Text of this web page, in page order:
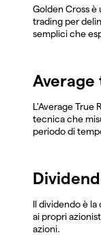
Golden Cross
trading per
semplici che
Average
L'Average True
tecnica che
periodo di
Il dividendo è
ai propri
azioni.